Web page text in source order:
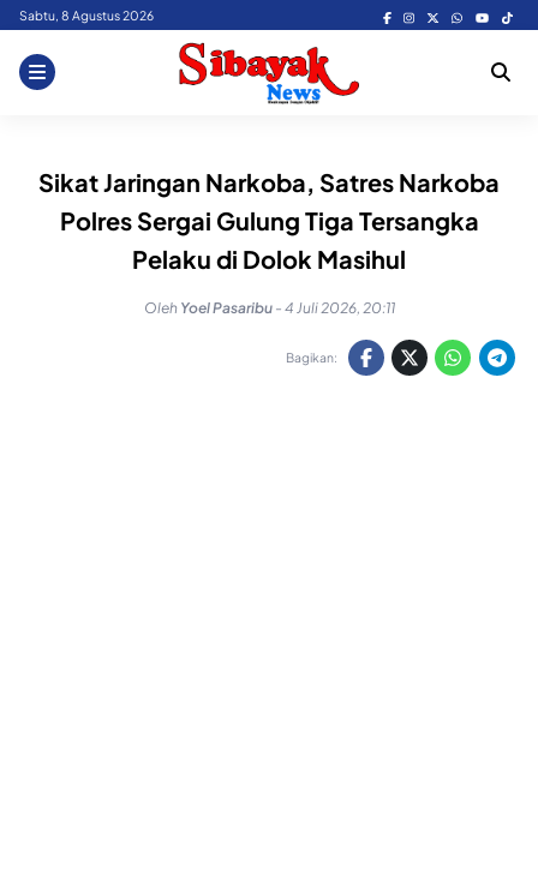
Skip
content
Sabtu, 8 Agustus 2026
Sikat Jaringan Narkoba, Satres Narkoba
Polres Sergai Gulung Tiga Tersangka
Pelaku di Dolok Masihul
Oleh Yoel Pasaribu - 4 Juli 2026, 20:11
Bagikan: